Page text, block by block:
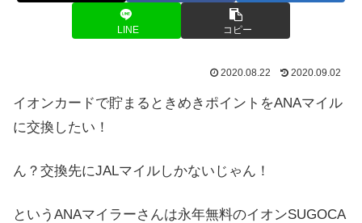
LINE コピー
2020.08.22 2020.09.02
イオンカードで貯まるときめきポイントをANAマイル
に交換したい！
ん？交換先にJALマイルしかないじゃん！
というANAマイラーさんは永年無料のイオンSUGOCA